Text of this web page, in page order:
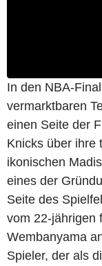
In den NBA-
vermarktbaren
einen Seite der
Knicks über ihre
ikonischen
eines der
Seite des
vom 22-jährigen
Wembanyama
Spieler, der als